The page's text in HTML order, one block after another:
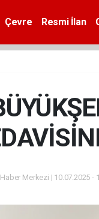
Çevre Resmi İlan
Merkezi | 10.07.2025 -